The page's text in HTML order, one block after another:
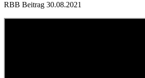
RBB Beitrag 30.08.2021